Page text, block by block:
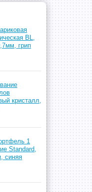
BL,
грип
кристалл,
1
Standard,
синяя